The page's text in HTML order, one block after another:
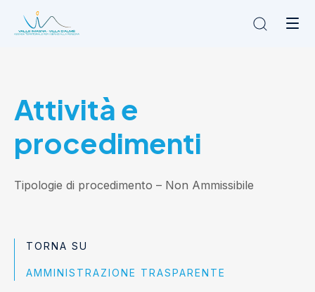
L'Ambito
News
Amministrazione trasparente
Attività e
procedimenti
Tipologie di procedimento – Non Ammissibile
TORNA SU
AMMINISTRAZIONE TRASPARENTE